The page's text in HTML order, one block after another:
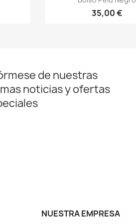
35,00 €
de nuestras
noticias y ofertas
NUESTRA EMPRESA